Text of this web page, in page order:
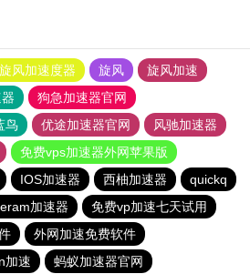
旋风加速度器 旋风
旋风加速
狗急加速器官网
鸟 优途加速器官网
风驰加速器
免费vps加速器外网苹果版
IOS加速器 西柚加速器
quickq
加速器
免费vp加速七天试用
外网加速免费软件
加速 蚂蚁加速器官网